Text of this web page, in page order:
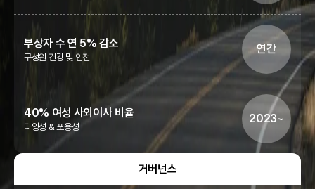
부상자 수 연 5% 감소
구성원 건강 및 안전
연간
40% 여성 사외이사 비율
다양성 & 포용성
2023~
거버넌스